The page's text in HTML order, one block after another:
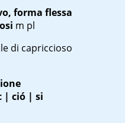
forma flessa
m pl
di capriccioso
| ció | si